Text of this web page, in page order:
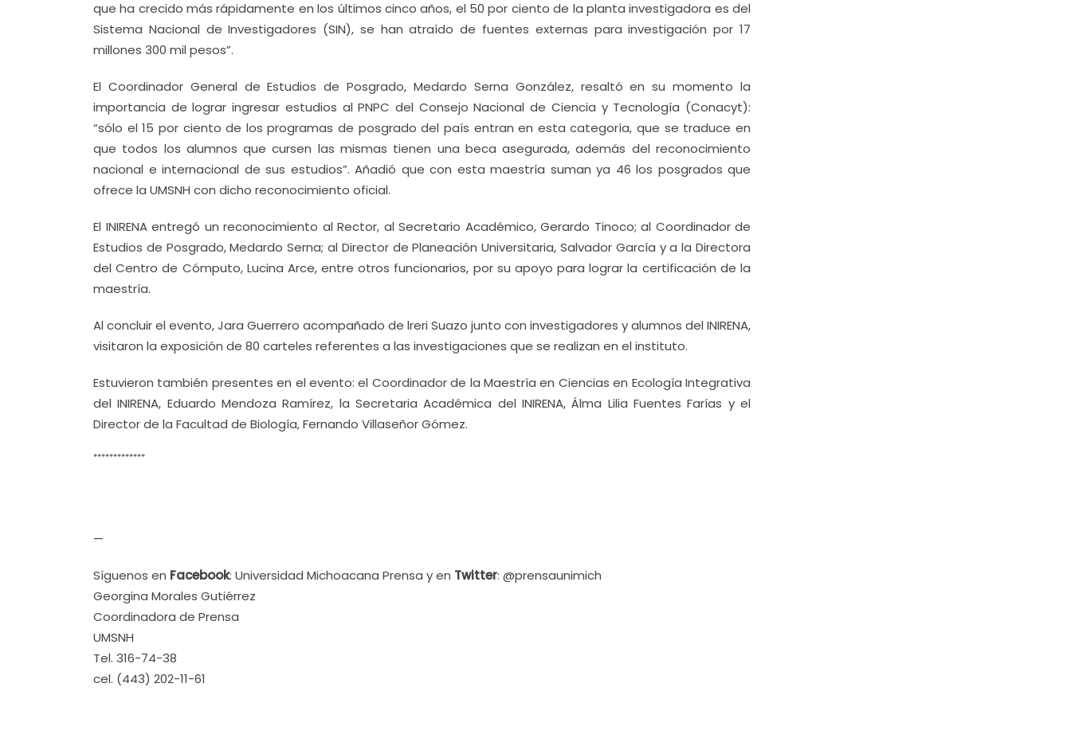
que ha crecido más rápidamente en los últimos cinco años, el 50 por ciento de la planta investigadora es del
Sistema Nacional de Investigadores (SIN), se han atraído de fuentes externas para investigación por 17
millones 300 mil pesos”.
El Coordinador General de Estudios de Posgrado, Medardo Serna González, resaltó en su momento la
importancia de lograr ingresar estudios al PNPC del Consejo Nacional de Ciencia y Tecnología (Conacyt):
“sólo el 15 por ciento de los programas de posgrado del país entran en esta categoría, que se traduce en
que todos los alumnos que cursen las mismas tienen una beca asegurada, además del reconocimiento
nacional e internacional de sus estudios”. Añadió que con esta maestría suman ya 46 los posgrados que
ofrece la UMSNH con dicho reconocimiento oficial.
El INIRENA entregó un reconocimiento al Rector, al Secretario Académico, Gerardo Tinoco; al Coordinador de
Estudios de Posgrado, Medardo Serna; al Director de Planeación Universitaria, Salvador García y a la Directora
del Centro de Cómputo, Lucina Arce, entre otros funcionarios, por su apoyo para lograr la certificación de la
maestría.
Al concluir el evento, Jara Guerrero acompañado de lreri Suazo junto con investigadores y alumnos del INIRENA,
visitaron la exposición de 80 carteles referentes a las investigaciones que se realizan en el instituto.
Estuvieron también presentes en el evento: el Coordinador de la Maestría en Ciencias en Ecología Integrativa
del INIRENA, Eduardo Mendoza Ramírez, la Secretaria Académica del INIRENA, Álma Lilia Fuentes Farías y el
Director de la Facultad de Biología, Fernando Villaseñor Gómez.
*************
—
Síguenos en Facebook: Universidad Michoacana Prensa y en Twitter: @prensaunimich
Georgina Morales Gutiérrez
Coordinadora de Prensa
UMSNH
Tel. 316-74-38
cel. (443) 202-11-61